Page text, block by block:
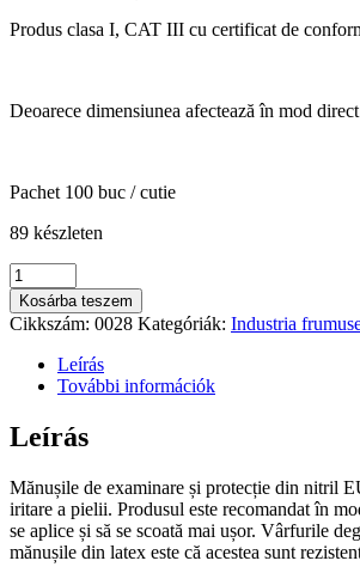
Produs clasa I, CAT III cu certificat de
Deoarece dimensiunea afectează în mod
Pachet 100 buc / cutie
89 készleten
Mănuși
din
cauciuc
nitrilic
premium
mărimea
Verde
mennyiség
Kosárba teszem
Cikkszám: 0028 Kategóriák: Industria
Leírás
További információk
Leírás
Mănușile de examinare și protecție din nitril
iritare a pielii. Produsul este recomandat în
se aplice și să se scoată mai ușor. Vârfurile
mănușile din latex este că acestea sunt